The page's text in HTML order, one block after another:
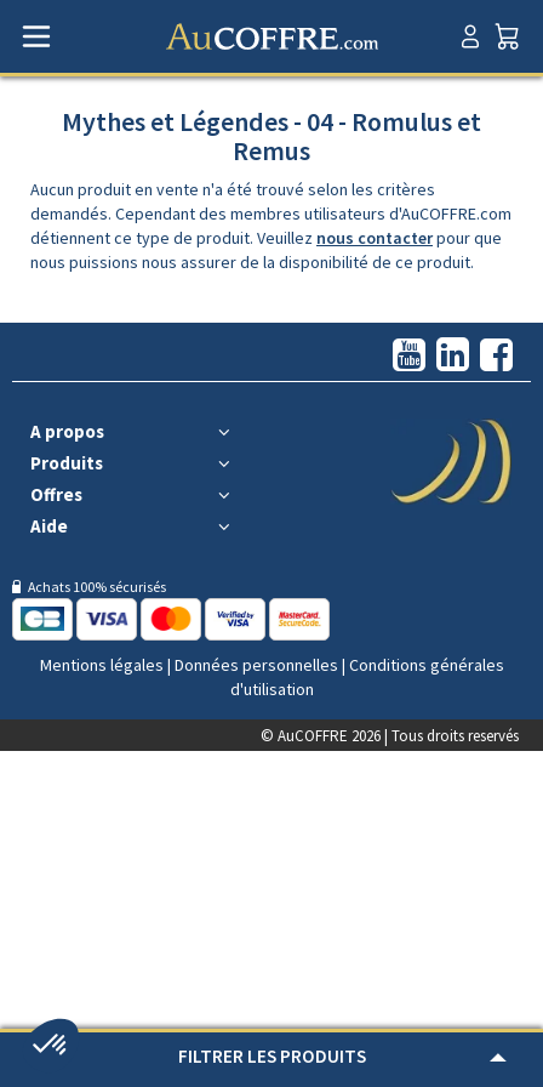
FILTRER LES PRODUITS
Mythes et Légendes - 04 - Romulus et
Remus
Aucun produit en vente n'a été trouvé selon les critères
demandés. Cependant des membres utilisateurs d'AuCOFFRE.com
détiennent ce type de produit. Veuillez nous contacterpour que
nous puissions nous assurer de la disponibilité de ce produit.
A propos
Produits
Offres
Aide
Achats 100% sécurisés
Mentions légales | Données personnelles | Conditions générales
d'utilisation
© AuCOFFRE 2026 | Tous droits reservés